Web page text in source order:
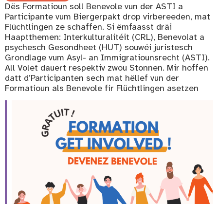
Dës Formatioun soll Benevole vun der ASTI a
Participante vum Biergerpakt drop virbereeden, mat
Flüchtlingen ze schaffen. Si ëmfaasst dräi
Haaptthemen: Interkulturalitéit (CRL), Benevolat a
psychesch Gesondheet (HUT) souwéi juristesch
Grondlage vum Asyl- an Immigratiounsrecht (ASTI).
All Volet dauert respektiv zwou Stonnen. Mir hoffen
datt d’Participanten sech mat hëllef vun der
Formatioun als Benevole fir Flüchtlingen asetzen